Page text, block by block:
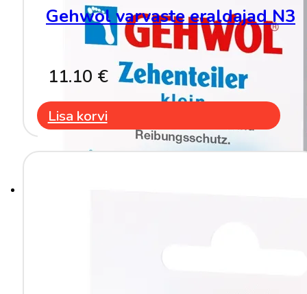
Gehwol varvaste eraldajad N3
11.10 €
Lisa korvi